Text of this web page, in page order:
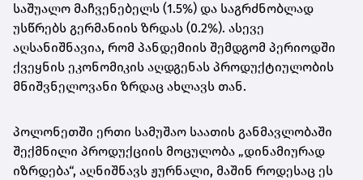
საშუალო მაჩვენებელს (1.5%) და საგრძნობლად
უსწრებს გერმანიის ზრდას (0.2%). ასევე
აღსანიშნავია, რომ პანდემიის შემდგომ პერიოდში
ქვეყნის ეკონომიკის აღდგენას პროდუქტიულობის
მნიშვნელოვანი ზრდაც ახლავს თან.
პოლონეთში ერთი სამუშაო საათის განმავლობაში
შექმნილი პროდუქციის მოცულობა „დინამიურად
იზრდება“, აღნიშნავს ჟურნალი, მაშინ როდესაც ეს